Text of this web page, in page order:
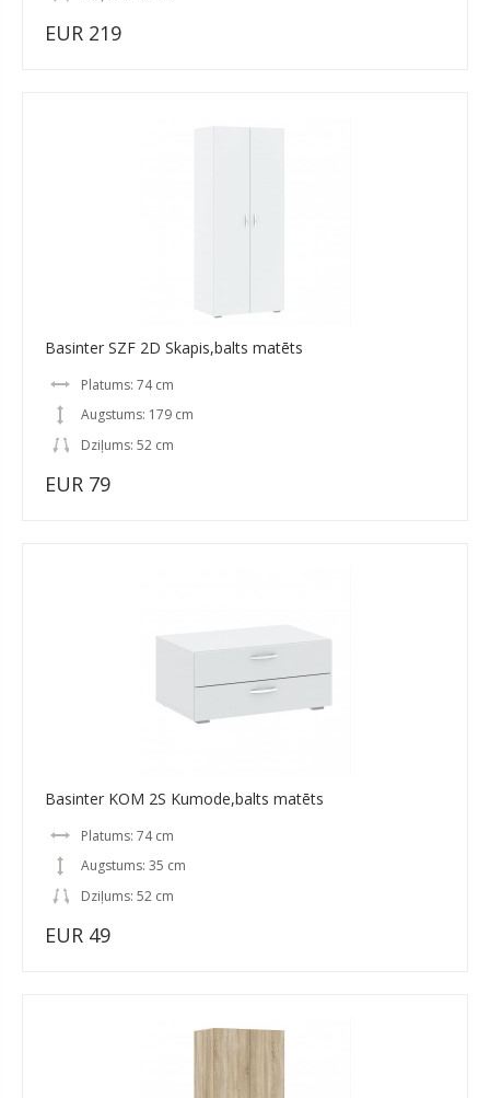
EUR 219
Basinter SZF 2D Skapis,balts matēts
Platums: 74 cm
Augstums: 179 cm
Dziļums: 52 cm
EUR 79
Basinter KOM 2S Kumode,balts matēts
Platums: 74 cm
Augstums: 35 cm
Dziļums: 52 cm
EUR 49